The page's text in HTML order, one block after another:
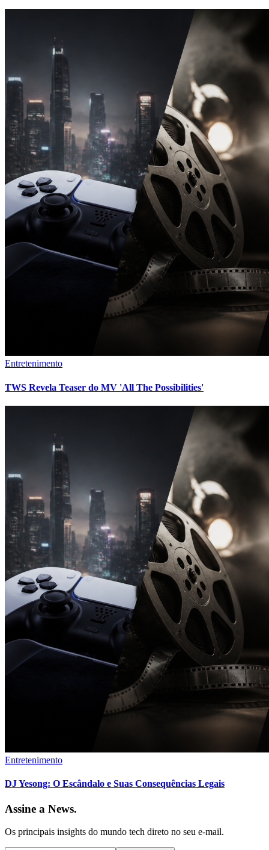
Entretenimento
TWS Revela Teaser do MV 'All The Possibilities'
Entretenimento
DJ Yesong: O Escândalo e Suas Consequências Legais
Assine a News.
Os principais insights do mundo tech direto no seu e-mail.